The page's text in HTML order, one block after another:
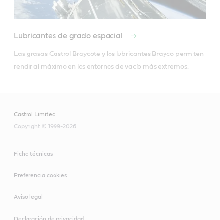
Lubricantes de grado espacial
Las grasas Castrol Braycote y los lubricantes Brayco permiten
rendir al máximo en los entornos de vacío más extremos.
Castrol Limited
Copyright © 1999-2026
Ficha técnicas
Preferencia cookies
Aviso legal
Declaración de privacidad